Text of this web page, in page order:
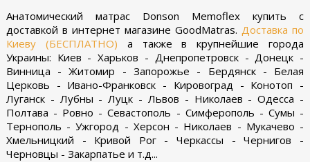
Анатомический матрас Donson Memoflex купить с
доставкой в интернет магазине GoodMatras.Доставка по
Киеву (БЕСПЛАТНО) а также в крупнейшие города
Украины: Киев - Харьков - Днепропетровск - Донецк -
Винница - Житомир - Запорожье - Бердянск - Белая
Церковь - Ивано-Франковск - Кировоград - Конотоп -
Луганск - Лубны - Луцк - Львов - Николаев - Одесса -
Полтава - Ровно - Севастополь - Симферополь - Сумы -
Тернополь - Ужгород - Херсон - Николаев - Мукачево -
Хмельницкий - Кривой Рог - Черкассы - Чернигов -
Черновцы - Закарпатье и т.д...